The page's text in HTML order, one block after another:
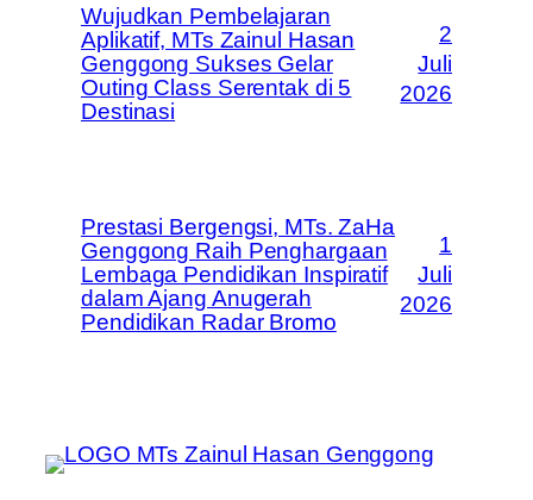
Wujudkan Pembelajaran
Aplikatif, MTs Zainul Hasan
Genggong Sukses Gelar
Outing Class Serentak di 5
Destinasi
2
Juli
2026
Prestasi Bergengsi, MTs. ZaHa
Genggong Raih Penghargaan
Lembaga Pendidikan Inspiratif
dalam Ajang Anugerah
Pendidikan Radar Bromo
1
Juli
2026